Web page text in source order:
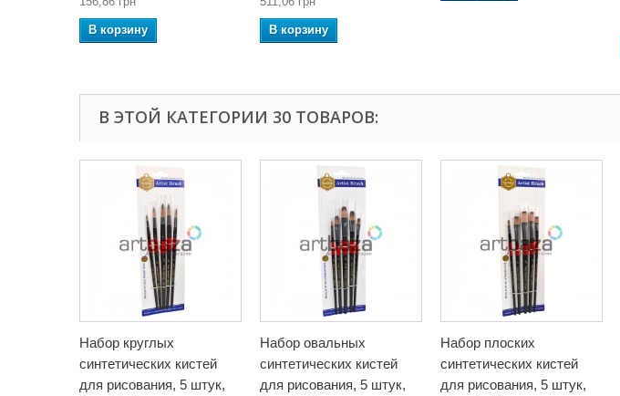
В корзину В корзину
В ЭТОЙ КАТЕГОРИИ 30 ТОВАРОВ:
Набор круглых
синтетических кистей
для рисования, 5 штук,
Набор овальных
синтетических кистей
для рисования, 5 штук,
Набор плоских
синтетических кистей
для рисования, 5 штук,